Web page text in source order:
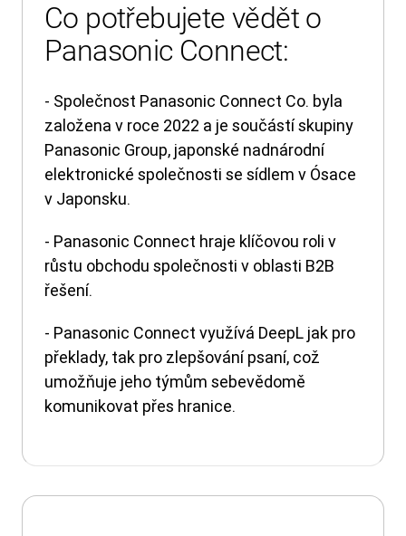
Co potřebujete vědět o
Panasonic Connect:
- Společnost Panasonic Connect Co. byla
založena v roce 2022 a je součástí skupiny
Panasonic Group, japonské nadnárodní
elektronické společnosti se sídlem v Ósace
v Japonsku.
- Panasonic Connect hraje klíčovou roli v
růstu obchodu společnosti v oblasti B2B
řešení.
- Panasonic Connect využívá DeepL jak pro
překlady, tak pro zlepšování psaní, což
umožňuje jeho týmům sebevědomě
komunikovat přes hranice.